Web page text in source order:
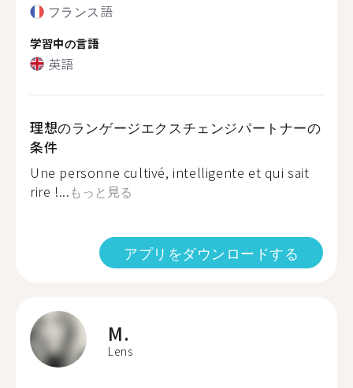
フランス語
学習中の言語
英語
理想のランゲージエクスチェンジパートナーの
条件
Une personne cultivé, intelligente et qui sait
rire !...もっと見る
アプリをダウンロードする
M.
Lens